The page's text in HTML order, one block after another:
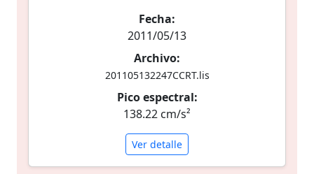
Fecha:
2011/05/13
Archivo:
201105132247CCRT.lis
Pico espectral:
138.22 cm/s²
Ver detalle